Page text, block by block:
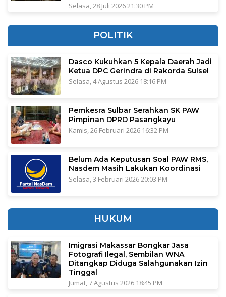
Selasa, 28 Juli 2026 21:30 PM
POLITIK
Dasco Kukuhkan 5 Kepala Daerah Jadi
Ketua DPC Gerindra di Rakorda Sulsel
Selasa, 4 Agustus 2026 18:16 PM
Pemkesra Sulbar Serahkan SK PAW
Pimpinan DPRD Pasangkayu
Kamis, 26 Februari 2026 16:32 PM
Belum Ada Keputusan Soal PAW RMS,
Nasdem Masih Lakukan Koordinasi
Selasa, 3 Februari 2026 20:03 PM
HUKUM
Imigrasi Makassar Bongkar Jasa
Fotografi Ilegal, Sembilan WNA
Ditangkap Diduga Salahgunakan Izin
Tinggal
Jumat, 7 Agustus 2026 18:45 PM